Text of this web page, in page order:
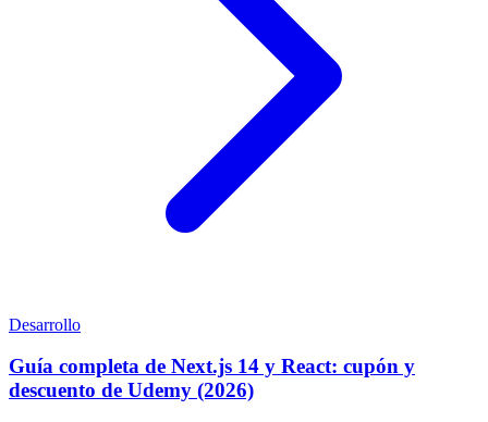
Desarrollo
Guía completa de Next.js 14 y React: cupón y
descuento de Udemy (2026)